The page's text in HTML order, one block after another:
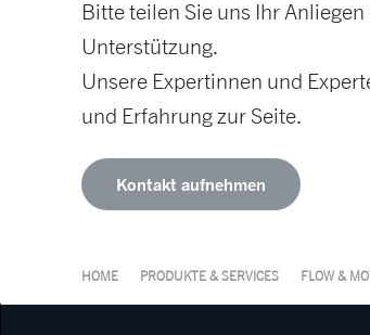
Bitte teilen Sie uns Ihr
Unterstützung.
Unsere Expertinnen und
und Erfahrung zur Seite.
Kontakt aufnehmen
HOME PRODUKTE & SERVICES FLOW &